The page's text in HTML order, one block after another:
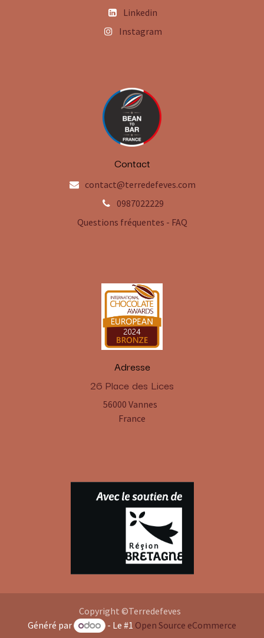
Linkedin
Instagram
Contact
contact@terredefeves.com
0987022229
Questions fréquentes - FAQ
Adresse
​26 Place des Lices
56000 Vannes
France
Copyright ©Terredefeves
Généré par
- Le #1 Open Source eCommerce